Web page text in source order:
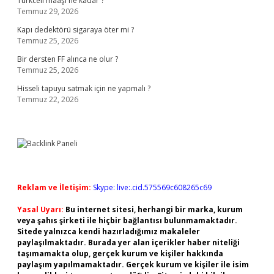
Temmuz 29, 2026
Kapı dedektörü sigaraya öter mi ?
Temmuz 25, 2026
Bir dersten FF alınca ne olur ?
Temmuz 25, 2026
Hisseli tapuyu satmak için ne yapmalı ?
Temmuz 22, 2026
Reklam ve İletişim: Skype: live:.cid.575569c608265c69
Yasal Uyarı: Bu internet sitesi, herhangi bir marka, kurum
veya şahıs şirketi ile hiçbir bağlantısı bulunmamaktadır.
Sitede yalnızca kendi hazırladığımız makaleler
paylaşılmaktadır. Burada yer alan içerikler haber niteliği
taşımamakta olup, gerçek kurum ve kişiler hakkında
paylaşım yapılmamaktadır. Gerçek kurum ve kişiler ile isim